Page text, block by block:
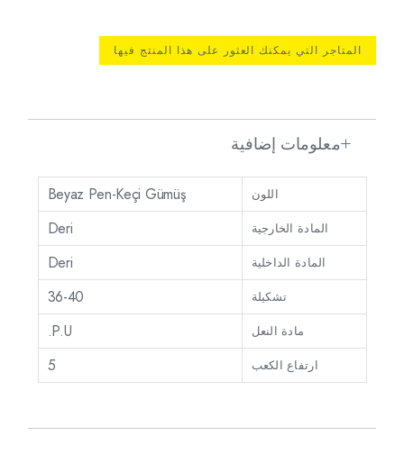
المتاجر التي يمكنك العثور على هذا المنتج فيها
معلومات إضافية
اللون Beyaz Pen-Keçi Gümüş
المادة الخارجية Deri
المادة الداخلية Deri
تشكيلة 36-40
مادة النعل P.U.
ارتفاع الكعب 5